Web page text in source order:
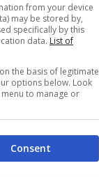
un
piacevole
della
sinergia
2
from your device
may be stored by,
specifically by this
data. List of
the basis of legitimate
options below. Look
to manage or
Consent